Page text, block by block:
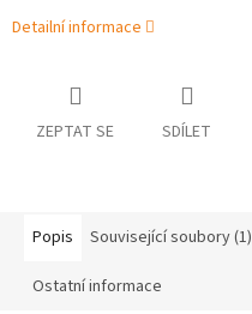
Detailní informace
ZEPTAT SE SDÍLET
Popis Související soubory (1)
Ostatní informace